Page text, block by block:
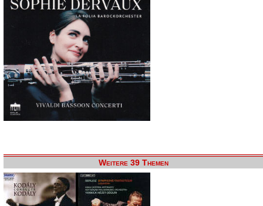
Weitere 39 Themen